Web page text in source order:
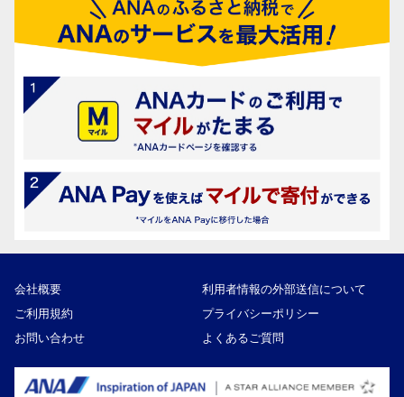
会社概要
利用者情報の外部送信について
ご利用規約
プライバシーポリシー
お問い合わせ
よくあるご質問